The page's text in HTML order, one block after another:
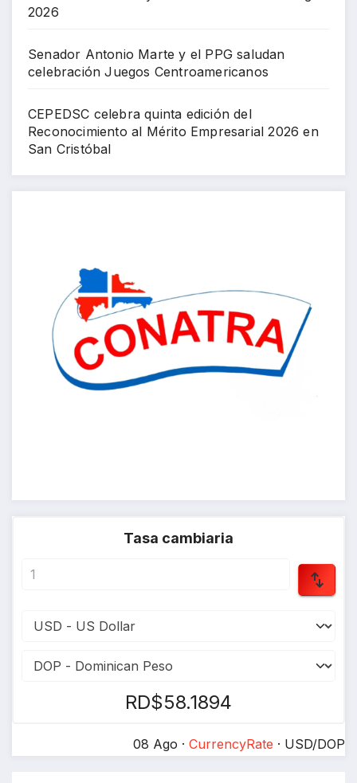
2026
Senador Antonio Marte y el PPG saludan
celebración Juegos Centroamericanos
CEPEDSC celebra quinta edición del
Reconocimiento al Mérito Empresarial 2026 en
San Cristóbal
Tasa cambiaria
RD$58.1894
08 Ago · CurrencyRate · USD/DOP